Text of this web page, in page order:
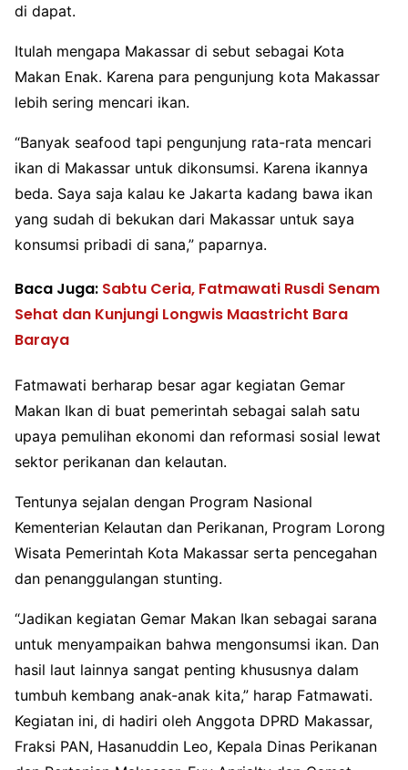
di dapat.
Itulah mengapa Makassar di sebut sebagai Kota
Makan Enak. Karena para pengunjung kota Makassar
lebih sering mencari ikan.
“Banyak seafood tapi pengunjung rata-rata mencari
ikan di Makassar untuk dikonsumsi. Karena ikannya
beda. Saya saja kalau ke Jakarta kadang bawa ikan
yang sudah di bekukan dari Makassar untuk saya
konsumsi pribadi di sana,” paparnya.
Baca Juga: Sabtu Ceria, Fatmawati Rusdi Senam
Sehat dan Kunjungi Longwis Maastricht Bara
Baraya
Fatmawati berharap besar agar kegiatan Gemar
Makan Ikan di buat pemerintah sebagai salah satu
upaya pemulihan ekonomi dan reformasi sosial lewat
sektor perikanan dan kelautan.
Tentunya sejalan dengan Program Nasional
Kementerian Kelautan dan Perikanan, Program Lorong
Wisata Pemerintah Kota Makassar serta pencegahan
dan penanggulangan stunting.
“Jadikan kegiatan Gemar Makan Ikan sebagai sarana
untuk menyampaikan bahwa mengonsumsi ikan. Dan
hasil laut lainnya sangat penting khususnya dalam
tumbuh kembang anak-anak kita,” harap Fatmawati.
Kegiatan ini, di hadiri oleh Anggota DPRD Makassar,
Fraksi PAN, Hasanuddin Leo, Kepala Dinas Perikanan